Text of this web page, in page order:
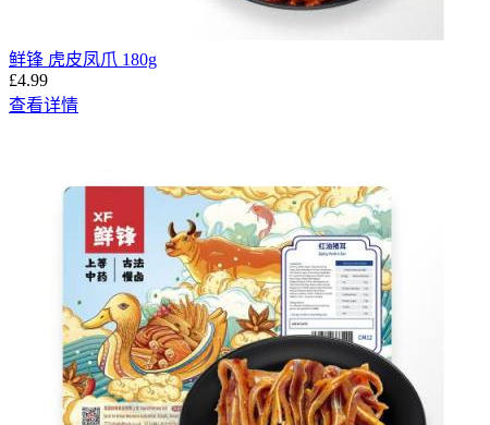
鲜锋 虎皮凤爪 180g
£4.99
查看详情